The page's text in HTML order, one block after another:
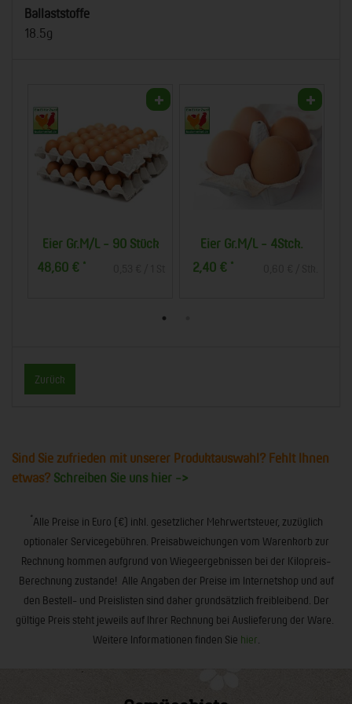
Ballaststoffe
18.5g
Eier Gr.M/L - 90 Stück
48,60 € *
Eier Gr.M/L - 4Stck.
2,40 € *
Zurück
Sind Sie zufrieden mit unserer Produktauswahl? Fehlt Ihnen
etwas? Schreiben Sie uns hier ->
*Alle Preise in Euro (€) inkl. gesetzlicher Mehrwertsteuer, zuzüglich
optionaler Servicegebühren. Preisabweichungen vom Warenkorb zur
Rechnung kommen aufgrund von Wiegeergebnissen bei der Kilopreis-
Berechnung zustande! Alle Angaben der Preise im Internetshop und auf
den Bestell- und Preislisten sind daher grundsätzlich freibleibend. Der
gültige Preis steht jeweils auf Ihrer Rechnung bei Auslieferung der Ware.
Weitere Informationen finden Sie hier